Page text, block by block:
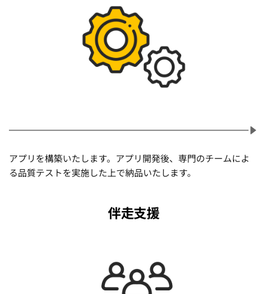
アプリを構築いたします。アプリ開発後、専門のチームによ
る品質テストを実施した上で納品いたします。
伴走支援